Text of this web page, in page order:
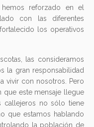
las consideramos
la gran responsabilidad
vivir con nosotros. Pero
este mensaje llegue
que estamos hablando
la población de
y atención
forma evitamos la
accidentes que pueden